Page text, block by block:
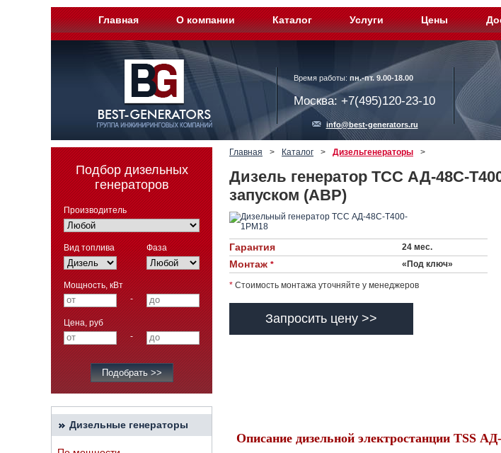
Главная О компании Каталог Услуги Цены
Время работы: пн.-пт. 9.00-18.00
Москва: +7(495)120-23-10
info@best-generators.ru
Подбор дизельных
генераторов
Производитель
Вид топлива Фаза
Мощность, кВт
-
Цена, руб
-
Дизельные генераторы
Главная > Каталог > Дизельгенераторы >
Дизель генератор ТСС АД-48С-
запуском (АВР)
Гарантия 24 мес.
Монтаж * «Под ключ»
* Стоимость монтажа уточняйте у менеджеров
Запросить цену >>
Описание дизельной электростанции TSS